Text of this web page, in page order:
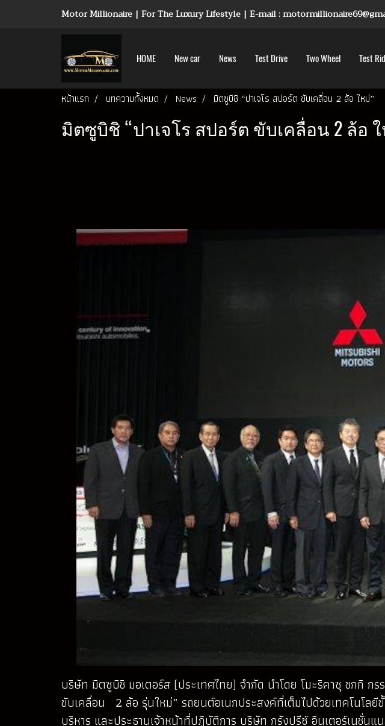
Motor Millionaire | For The Luxury Lifestyle | E-mail :
HOME New car News Test Drive Two Wheel Test
หน้าแรก บทความทั้งหมด News มิตซูบิชิ “ปาเจโร สปอร์ต ขับเคลื่อน 2 ล้อ ใหม่”
มิตซูบิชิ “ปาเจโร สปอร์ต ขับเคลื่อน 2 ล้อ
บริษัท มิตซูบิชิ มอเตอร์ส (ประเทศไทย) จำกัด นำโดย โมะริคาซุ ชกกิ
ขับเคลื่อน 2 ล้อ รุ่นใหม่” รถยนต์อเนกประสงค์ที่เต็มไปด้วยเทคโนโลยี
บริหาร และประธานเจ้าหน้าที่ปฏิบัติการ บริษัท กรังปรีซ์ อินเตอร์เนชั่น